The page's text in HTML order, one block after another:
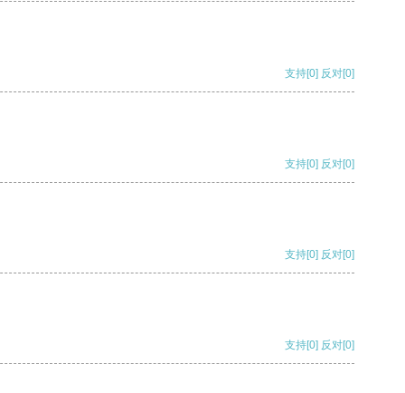
支持[0] 反对[0]
支持[0] 反对[0]
支持[0] 反对[0]
支持[0] 反对[0]